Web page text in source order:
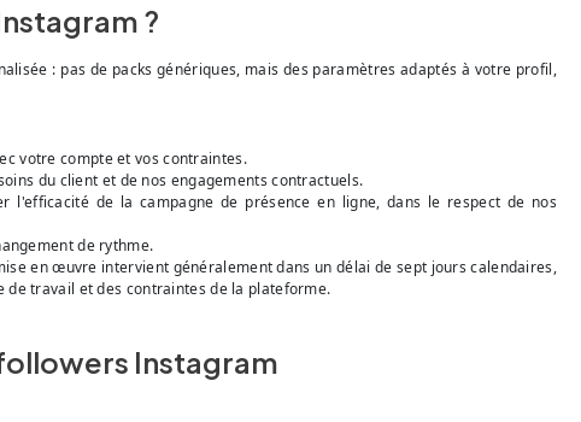
?
: pas de packs génériques, mais des paramètres adaptés à votre profil,
votre compte et vos contraintes.
du client et de nos engagements contractuels.
l'efficacité de la campagne de présence en ligne, dans le respect de nos
de rythme.
en œuvre intervient généralement dans un délai de sept jours calendaires,
travail et des contraintes de la plateforme.
Instagram